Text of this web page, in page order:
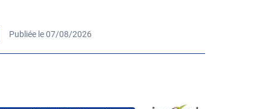
Publiée le 07/08/2026